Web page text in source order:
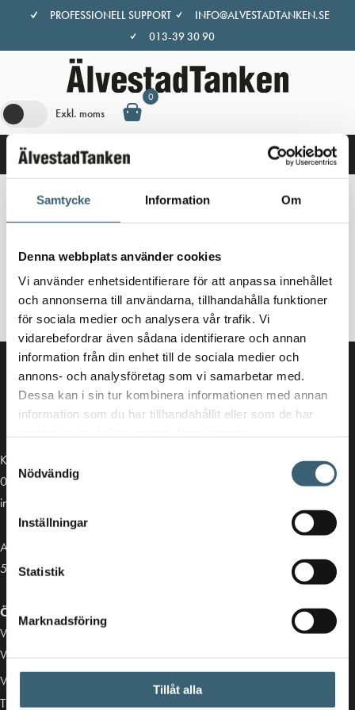
Samtycke Information Om
Denna webbplats använder cookies
Vi använder enhetsidentifierare för att anpassa innehållet
och annonserna till användarna, tillhandahålla funktioner
för sociala medier och analysera vår trafik. Vi
vidarebefordrar även sådana identifierare och annan
information från din enhet till de sociala medier och
annons- och analysföretag som vi samarbetar med.
Dessa kan i sin tur kombinera informationen med annan
information som du har tillhandahållit eller som de har
Samtyckesval
Nödvändig
Inställningar
Statistik
Marknadsföring
Tillåt alla
innehåll
PROFESSIONELL SUPPORT
INFO@ALVESTADTANKEN.SE
013-39 30 90
Exkl. moms
0
/Butik / Produkter märkta ”regnvatten”
Inga produkter hittades som motsvarar ditt val.
Kontakt
013-39 30 90
info@alvestadtanken.se
Algolgatan 7
583 30 Linköping
Öppettider butik:
Vardagar 07.00 - 16.00
Viktiga länkar
Villkor & integritetspolicy
Tillgänglighetsredogörelse